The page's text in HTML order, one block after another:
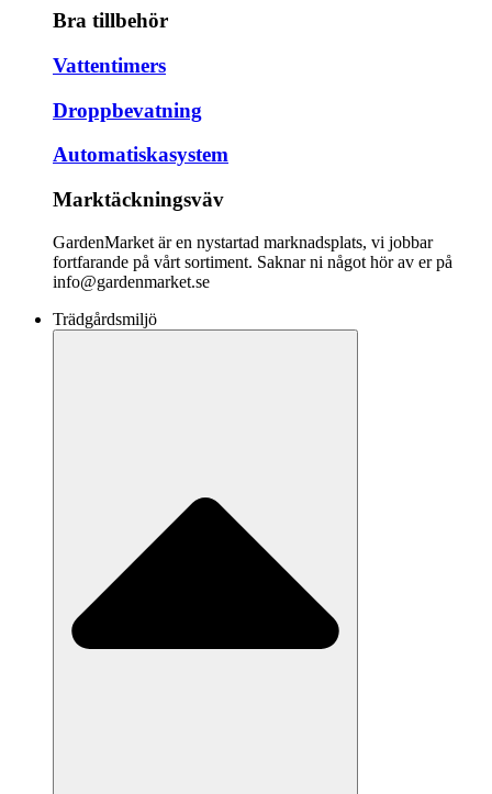
Bra tillbehör
Vattentimers
Droppbevatning
Automatiskasystem
Marktäckningsväv
GardenMarket är en nystartad marknadsplats, vi jobbar
fortfarande på vårt sortiment. Saknar ni något hör av er på
info@gardenmarket.se
Trädgårdsmiljö